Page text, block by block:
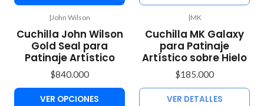
|John Wilson
Cuchilla John Wilson
Gold Seal para
Patinaje Artístico
$840.000
VER OPCIONES
|MK
Cuchilla MK Galaxy
para Patinaje
Artístico sobre Hielo
$185.000
VER DETALLES